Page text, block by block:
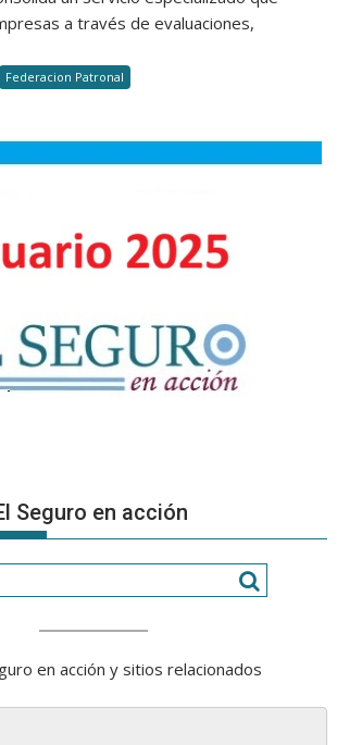
a través de evaluaciones,
Federacion Patronal
Seguro en acción
en acción y sitios relacionados